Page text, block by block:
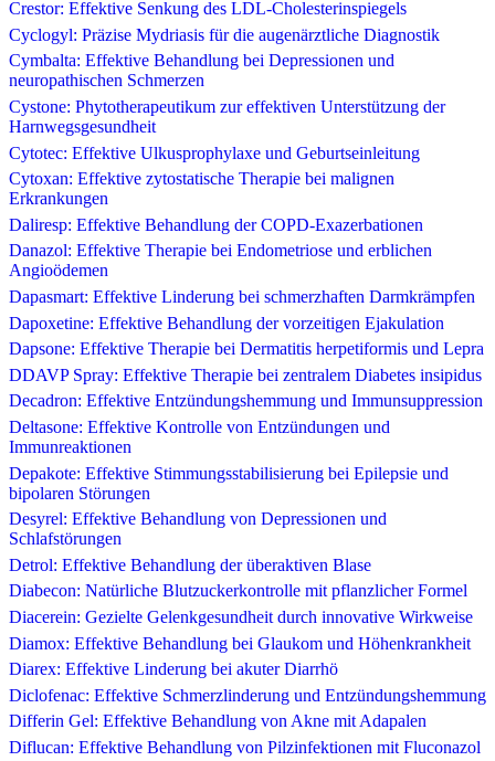
Crestor: Effektive Senkung des LDL-Cholesterinspiegels
Cyclogyl: Präzise Mydriasis für die augenärztliche Diagnostik
Cymbalta: Effektive Behandlung bei Depressionen und
neuropathischen Schmerzen
Cystone: Phytotherapeutikum zur effektiven Unterstützung der
Harnwegsgesundheit
Cytotec: Effektive Ulkusprophylaxe und Geburtseinleitung
Cytoxan: Effektive zytostatische Therapie bei malignen
Erkrankungen
Daliresp: Effektive Behandlung der COPD-Exazerbationen
Danazol: Effektive Therapie bei Endometriose und erblichen
Angioödemen
Dapasmart: Effektive Linderung bei schmerzhaften Darmkrämpfen
Dapoxetine: Effektive Behandlung der vorzeitigen Ejakulation
Dapsone: Effektive Therapie bei Dermatitis herpetiformis und Lepra
DDAVP Spray: Effektive Therapie bei zentralem Diabetes insipidus
Decadron: Effektive Entzündungshemmung und Immunsuppression
Deltasone: Effektive Kontrolle von Entzündungen und
Immunreaktionen
Depakote: Effektive Stimmungsstabilisierung bei Epilepsie und
bipolaren Störungen
Desyrel: Effektive Behandlung von Depressionen und
Schlafstörungen
Detrol: Effektive Behandlung der überaktiven Blase
Diabecon: Natürliche Blutzuckerkontrolle mit pflanzlicher Formel
Diacerein: Gezielte Gelenkgesundheit durch innovative Wirkweise
Diamox: Effektive Behandlung bei Glaukom und Höhenkrankheit
Diarex: Effektive Linderung bei akuter Diarrhö
Diclofenac: Effektive Schmerzlinderung und Entzündungshemmung
Differin Gel: Effektive Behandlung von Akne mit Adapalen
Diflucan: Effektive Behandlung von Pilzinfektionen mit Fluconazol